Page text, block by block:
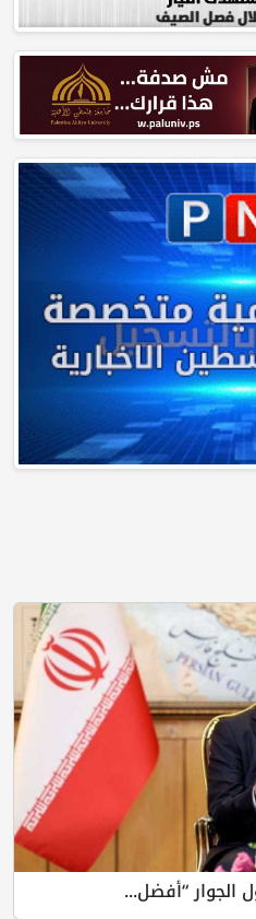
الجوار “أفضل...